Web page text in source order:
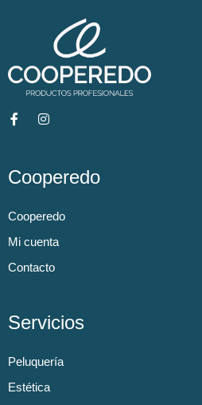
Cooperedo
Cooperedo
Mi cuenta
Contacto
Servicios
Peluquería
Estética